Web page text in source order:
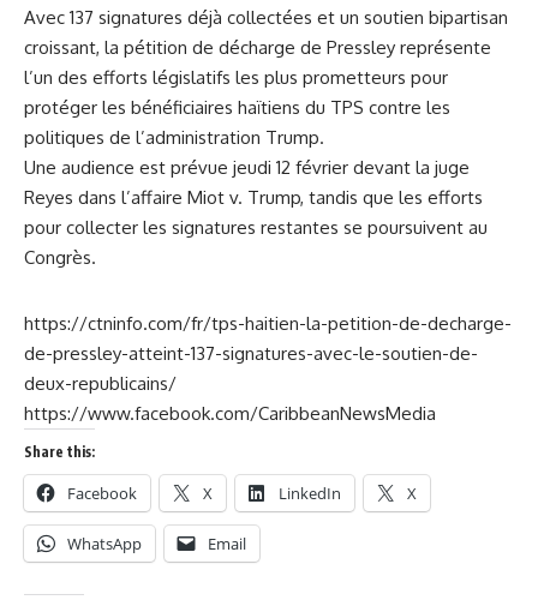
Avec 137 signatures déjà collectées et un soutien bipartisan
croissant, la pétition de décharge de Pressley représente
l’un des efforts législatifs les plus prometteurs pour
protéger les bénéficiaires haïtiens du TPS contre les
politiques de l’administration Trump.
Une audience est prévue jeudi 12 février devant la juge
Reyes dans l’affaire Miot v. Trump, tandis que les efforts
pour collecter les signatures restantes se poursuivent au
Congrès.
https://ctninfo.com/fr/tps-haitien-la-petition-de-decharge-
de-pressley-atteint-137-signatures-avec-le-soutien-de-
deux-republicains/
https://www.facebook.com/CaribbeanNewsMedia
Share this:
Facebook X LinkedIn X
WhatsApp Email